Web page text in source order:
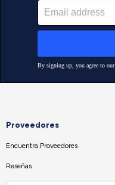
Proveedores
Encuentra Proveedores
Reseñas